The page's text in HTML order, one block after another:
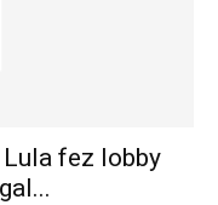
fez lobby